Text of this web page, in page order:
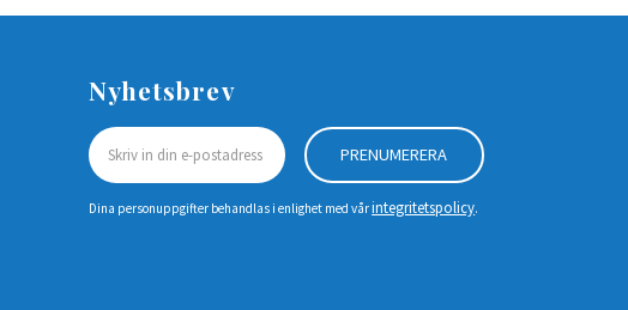
Nyhetsbrev
PRENUMERERA
Dina personuppgifter behandlas i enlighet med vårintegritetspolicy.